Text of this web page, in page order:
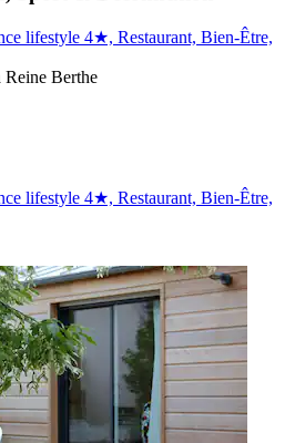
lifestyle 4★, Restaurant, Bien-Être,
Reine Berthe
lifestyle 4★, Restaurant, Bien-Être,